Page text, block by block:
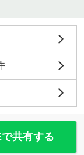
共有する